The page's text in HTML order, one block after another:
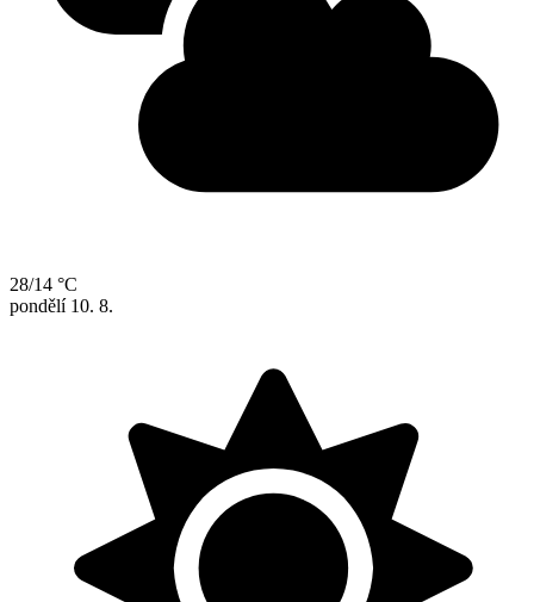
28/14 °C
pondělí 10. 8.